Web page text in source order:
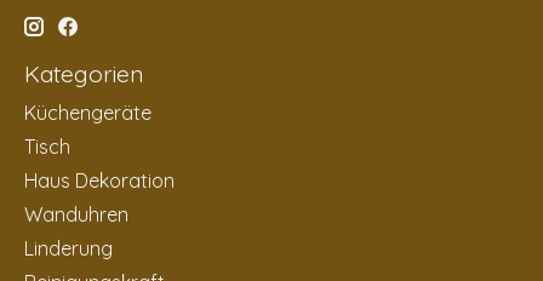
Kategorien
Küchengeräte
Tisch
Haus Dekoration
Wanduhren
Linderung